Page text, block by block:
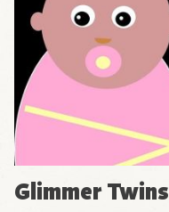
Glimmer Twins